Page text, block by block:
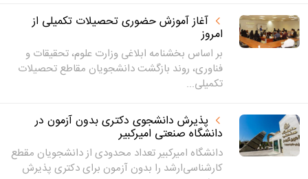
آغاز آموزش حضوری تحصیلات تکمیلی از
امروز
بر اساس بخشنامه ابلاغی وزارت علوم، تحقیقات و
فناوری، روند بازگشت دانشجویان مقاطع تحصیلات
تکمیلی...
پذیرش دانشجوی دکتری بدون آزمون در
دانشگاه صنعتی امیرکبیر
دانشگاه امیرکبیر تعداد محدودی از دانشجویان مقطع
کارشناسی‌ارشد را بدون آزمون برای دکتری پذیرش